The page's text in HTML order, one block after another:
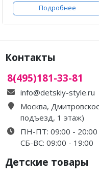
Подробнее
Контакты
8(495)181-33-81
info@detskiy-style.ru
Москва,
подъезд, 1 этаж)
ПН-ПТ: 09:00 - 20:00
СБ-ВС: 09:00 - 19:00
Детские товары